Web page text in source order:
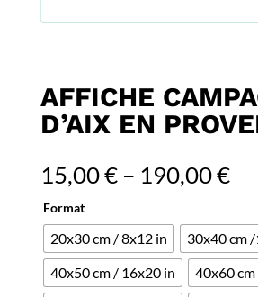
AFFICHE
D’AIX EN
15,00€– 190,00€
Format
20x30 cm / 8x12 in
30x40 cm
40x50 cm / 16x20 in
40x60